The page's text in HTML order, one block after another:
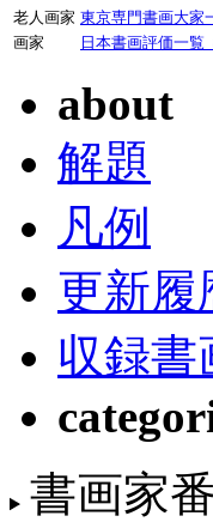
老人画家 東京専門書画大家
画家
日本書画評価一覧
about
解題
凡例
更新履
収録書
書画家